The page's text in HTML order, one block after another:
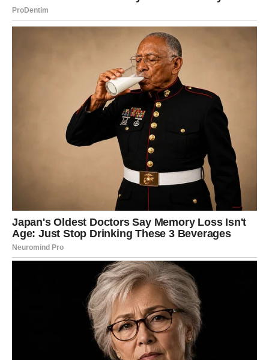
Pred vama su važni kontakti koji mogu otvoriti vrata
novim izvorima zarade.
Ne potcjenjujte snagu dobrih prilika.
NAGRADA STIŽE BAŠ KADA STE POČELI
Rakovi su među najvećim finansijskim sretnicima ovog
perioda. Sve ono što ste radili, planirali i čekali konačno
počinje donositi rezultate.
Moguća je isplata, unapređenje ili poslovna prilika koja
vam donosi veliko olakšanje.
Poruka zvijezda
Ne zaboravite koliko ste daleko stigli.